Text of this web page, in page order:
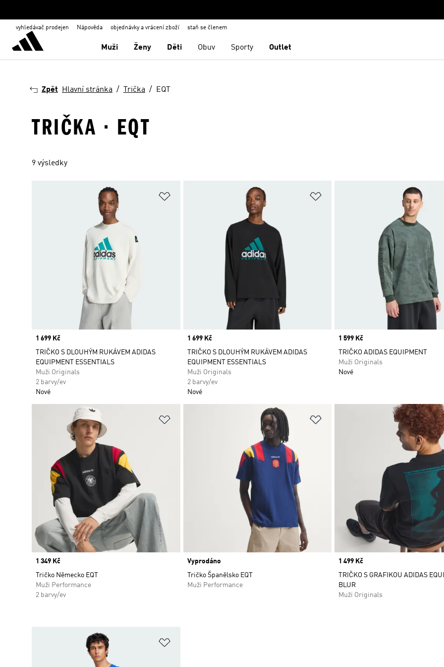
vyhledávač prodejen Nápověda objednávky a vrácení zboží staň se členem
Muži Ženy Děti Obuv Sporty Outlet
Zpět Hlavní stránka Trička EQT
TRIČKA · EQT
9 výsledky
Přidat do seznamu přání
Price
1 699 Kč
TRIČKO S DLOUHÝM RUKÁVEM ADIDAS
EQUIPMENT ESSENTIALS
Muži Originals
2 barvy/ev
Nové
Přidat do seznamu přání
Price
1 699 Kč
TRIČKO S DLOUHÝM RUKÁVEM ADIDAS
EQUIPMENT ESSENTIALS
Muži Originals
2 barvy/ev
Nové
Price
1 599 Kč
TRIČKO ADIDAS EQUIPMENT
Muži Originals
Nové
Price
1 349 Kč
Tričko Německo EQT
Muži Performance
2 barvy/ev
Přidat do seznamu přání
Vyprodáno
Tričko Španělsko EQT
Muži Performance
Price
1 499 Kč
TRIČKO S GRAFIKOU ADIDAS
BLUR
Muži Originals